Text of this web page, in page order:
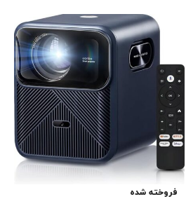
فروخته شده